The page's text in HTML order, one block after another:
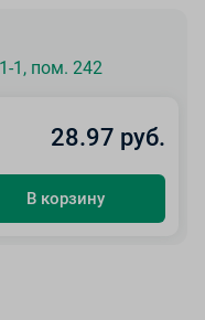
1, пом. 242
28.97 руб.
В корзину